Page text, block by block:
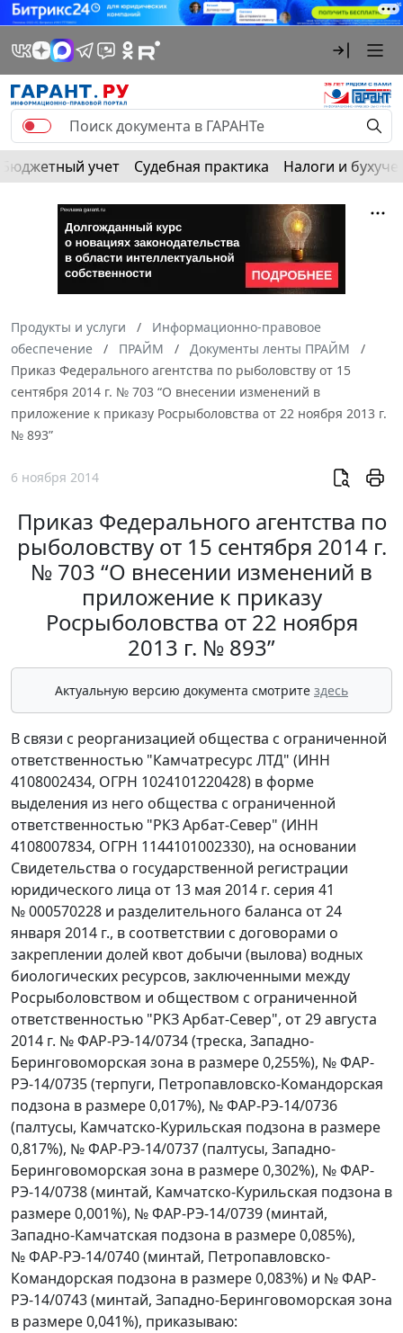
Бюджетный учет Судебная практика Налоги и
Продукты и услуги
Информационно-правовое
обеспечение
ПРАЙМ
Документы ленты ПРАЙМ
Приказ Федерального агентства по рыболовству от 15
сентября 2014 г. № 703 “О внесении изменений в
приложение к приказу Росрыболовства от 22 ноября 2013 г.
№ 893”
6 ноября 2014
Приказ Федерального агентства по
рыболовству от 15 сентября 2014 г.
№ 703 “О внесении изменений в
приложение к приказу
Росрыболовства от 22 ноября
2013 г. № 893”
Актуальную версию документа смотрите здесь
В связи с реорганизацией общества с ограниченной
ответственностью "Камчатресурс ЛТД" (ИНН
4108002434, ОГРН 1024101220428) в форме
выделения из него общества с ограниченной
ответственностью "РКЗ Арбат-Север" (ИНН
4108007834, ОГРН 1144101002330), на основании
Свидетельства о государственной регистрации
юридического лица от 13 мая 2014 г. серия 41
№ 000570228 и разделительного баланса от 24
января 2014 г., в соответствии с договорами о
закреплении долей квот добычи (вылова) водных
биологических ресурсов, заключенными между
Росрыболовством и обществом с ограниченной
ответственностью "РКЗ Арбат-Север", от 29 августа
2014 г. № ФАР-РЭ-14/0734 (треска, Западно-
Беринговоморская зона в размере 0,255%), № ФАР-
РЭ-14/0735 (терпуги, Петропавловско-Командорская
подзона в размере 0,017%), № ФАР-РЭ-14/0736
(палтусы, Камчатско-Курильская подзона в размере
0,817%), № ФАР-РЭ-14/0737 (палтусы, Западно-
Беринговоморская зона в размере 0,302%), № ФАР-
РЭ-14/0738 (минтай, Камчатско-Курильская подзона в
размере 0,001%), № ФАР-РЭ-14/0739 (минтай,
Западно-Камчатская подзона в размере 0,085%),
№ ФАР-РЭ-14/0740 (минтай, Петропавловско-
Командорская подзона в размере 0,083%) и № ФАР-
РЭ-14/0743 (минтай, Западно-Беринговоморская зона
в размере 0,041%), приказываю: